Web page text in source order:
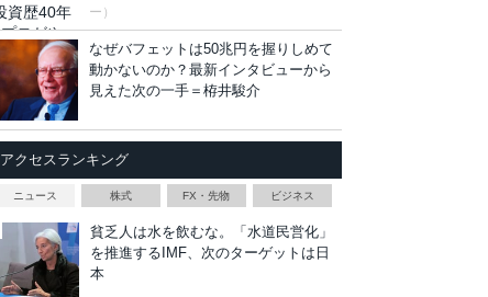
ー）
なぜバフェットは50兆円を握りしめて
動かないのか？最新インタビューから
見えた次の一手＝栫井駿介
アクセスランキング
ニュース 株式 FX・先物 ビジネス
貧乏人は水を飲むな。「水道民営化」
を推進するIMF、次のターゲットは日
本